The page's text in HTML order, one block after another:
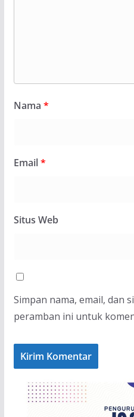
Nama *
Email*
Situs Web
Simpan nama, email, dan
peramban ini untuk